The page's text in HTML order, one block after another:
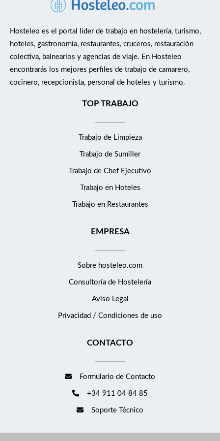
preferiblemente en hoteles de gran volumen. Poseer el título de
FP Medio de Cocina y Gastronomía. Preocupación por el orden
y calidad, iniciativa, flexibilidad, trabajo en equipo. Carnet de
manipulador de alimentos. Qué ofrecemos: Formar parte de un
equipo altamente profesional y apasionado por el sector de la
competitivas y beneficios asociados al puesto. Jornada
ofrecer la experiencia que nuestros clientes esperan. Si sientes
la pasión por el servicio, disfrutas de la hospitalidad
Hosteleo es el portal líder de trabajo en hostelería, turismo,
hoteles, gastronomía, restaurantes, cruceros, restauración
colectiva, balnearios y agencias de viaje. En Hosteleo
encontrarás los mejores perfiles de trabajo de camarero,
cocinero, recepcionista, personal de hoteles y turismo.
TOP TRABAJO
Trabajo de Limpieza
Trabajo de Sumiller
Trabajo de Chef Ejecutivo
Trabajo en Hoteles
Trabajo en Restaurantes
EMPRESA
Sobre hosteleo.com
Consultoría de Hostelería
Aviso Legal
Privacidad / Condiciones de uso
CONTACTO
Formulario de Contacto
+34 911 04 84 85
Soporte Técnico